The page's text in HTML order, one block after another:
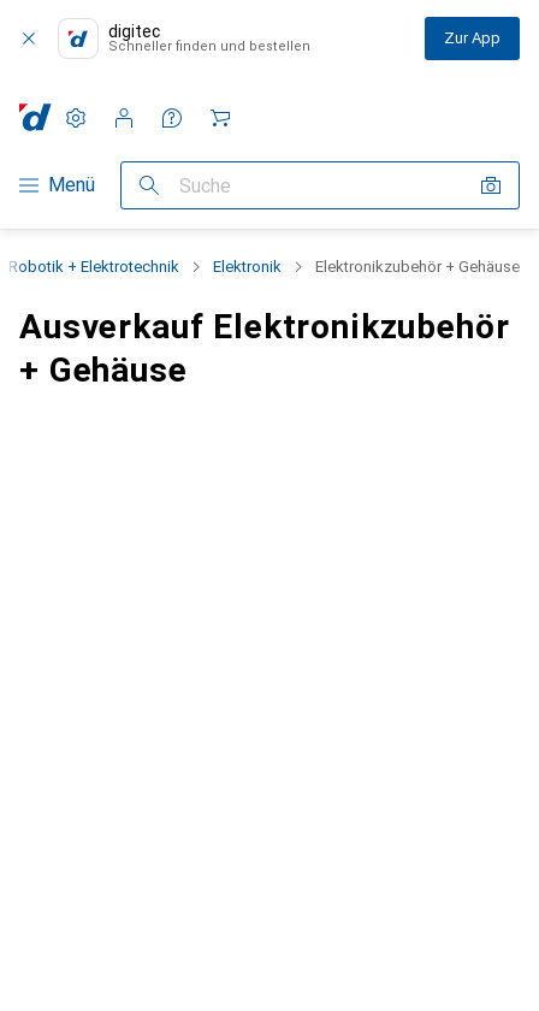
digitec
Schneller finden und bestellen Zur App
Navigation nach Kategorien
Menü Suche
Einstellungen
Kundenkonto
Vergleichslisten
Merklisten
Warenkorb
Robotik + Elektrotechnik Elektronik Elektronikzubehör + Gehäuse
Ausverkauf Elektronikzubehör
+ Gehäuse